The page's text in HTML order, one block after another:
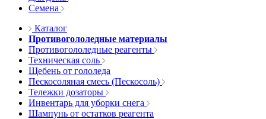
Семена
Каталог
Противогололедные материалы
Противогололедные реагенты
Техническая соль
Щебень от гололеда
Пескосоляная смесь (Пескосоль)
Тележки дозаторы
Инвентарь для уборки снега
Шампунь от остатков реагента